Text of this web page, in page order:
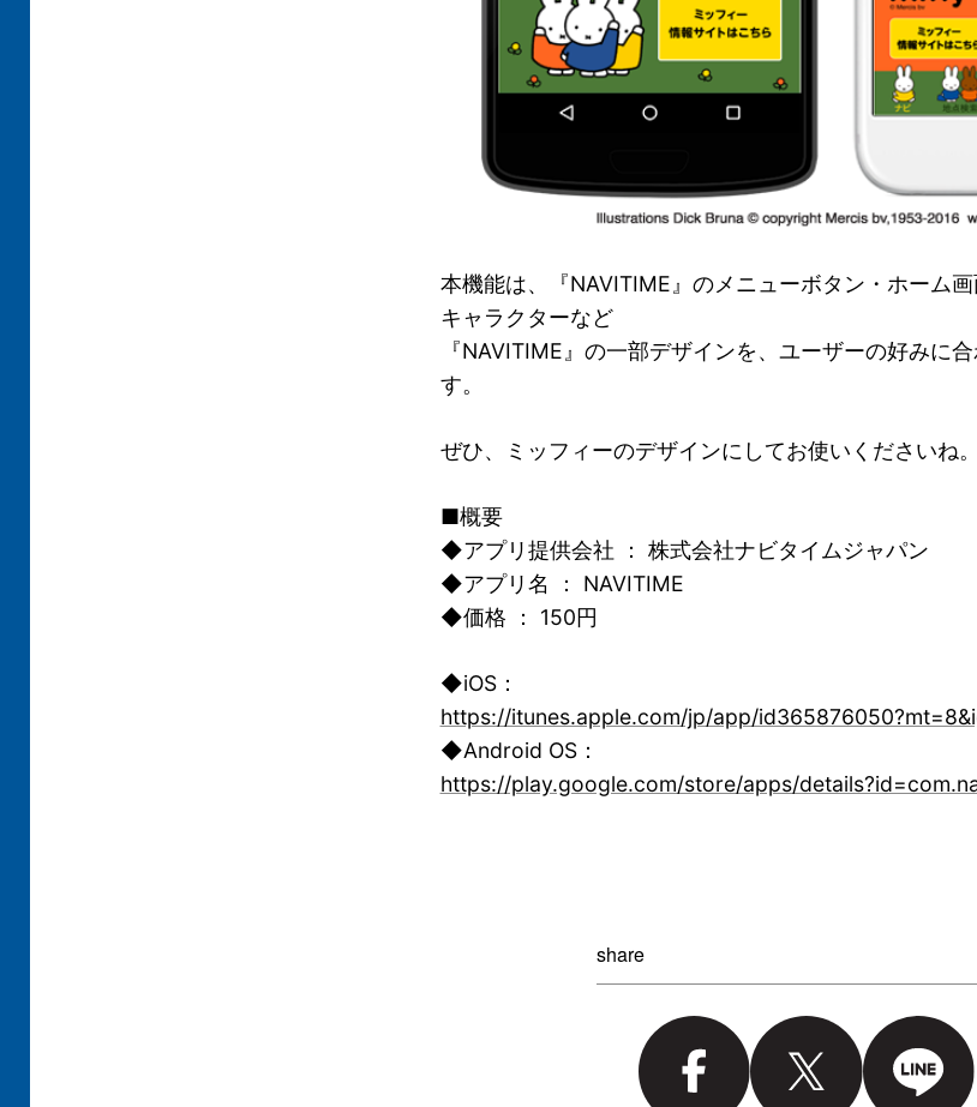
本機能は、『NAVITIME』のメニューボタン・ホーム
キャラクターなど
『NAVITIME』の一部デザインを、ユーザーの好みに
す。
ぜひ、ミッフィーのデザインにしてお使いくださいね。
■概要
◆アプリ提供会社 ： 株式会社ナビタイムジャパン
◆アプリ名 ： NAVITIME
◆価格 ： 150円
◆iOS：
https://itunes.apple.com/jp/app/
◆Android OS：
https://play.google.com/store/apps/
share